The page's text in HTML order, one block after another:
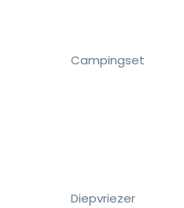
Campingset
Diepvriezer